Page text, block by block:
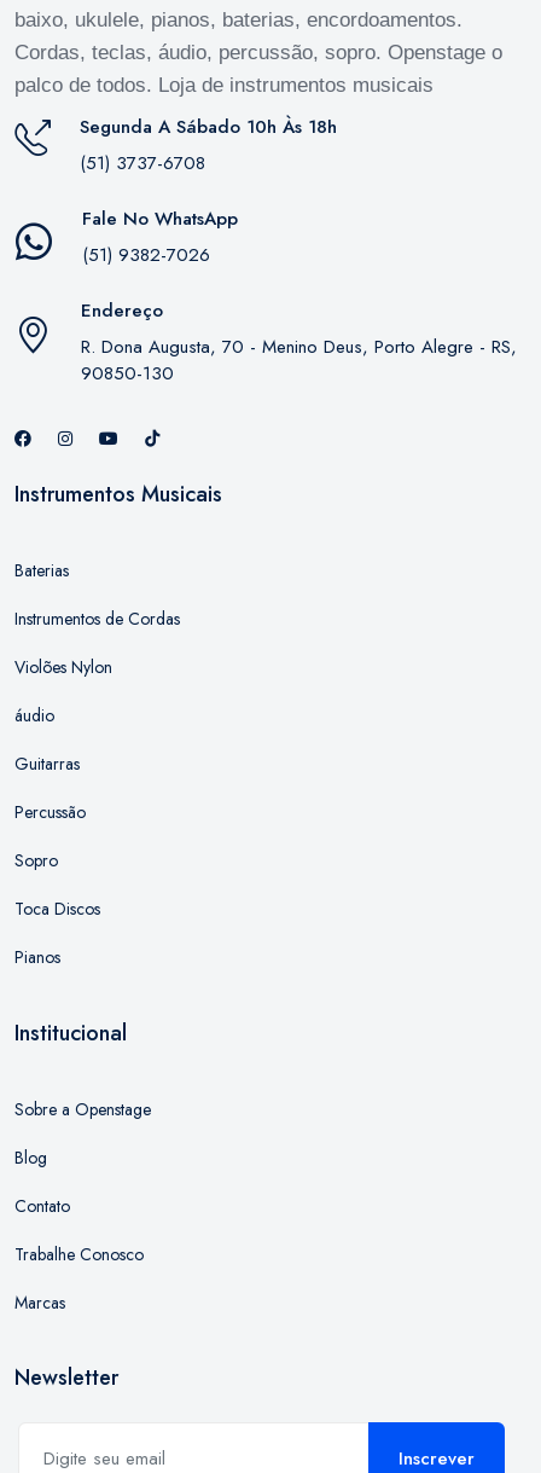
baixo, ukulele, pianos, baterias, encordoamentos.
Cordas, teclas, áudio, percussão, sopro. Openstage o
palco de todos. Loja de instrumentos musicais
Segunda A Sábado 10h Às 18h
(51) 3737-6708
Fale No WhatsApp
(51) 9382-7026
Endereço
R. Dona Augusta, 70 - Menino Deus, Porto Alegre - RS,
90850-130
Instrumentos Musicais
Baterias
Instrumentos de Cordas
Violões Nylon
áudio
Guitarras
Percussão
Sopro
Toca Discos
Pianos
Institucional
Sobre a Openstage
Blog
Contato
Trabalhe Conosco
Marcas
Newsletter
Inscrever